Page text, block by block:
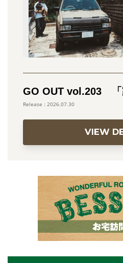
GO OUT vol.203 「
2026.07.30
VIEW